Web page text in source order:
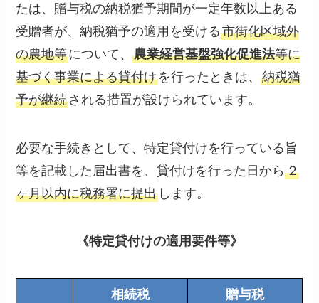
たは、贈与税の納税猶予期間が一定年数以上ある
受贈者が、納税猶予の適用を受ける市街化区域外
の農地等について、農業経営基盤強化促進法等に
基づく事業による貸付けを行ったときは、納税猶
予が継続される措置が設けられています。
必要な手続きとして、特定貸付けを行っている旨
等を記載した届出書を、貸付けを行った日から２
ヶ月以内に税務署に提出 します。
《特定貸付けの適用要件等》
相続税 贈与税